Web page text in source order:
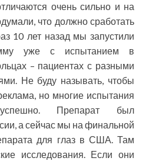
очень сильно и на
что должно сработать
10 лет назад мы запустили
уже с испытанием в
– пациентах с разными
Не буду называть, чтобы
но многие испытания
Препарат был
а сейчас мы на финальной
для глаз в США. Там
исследования. Если они